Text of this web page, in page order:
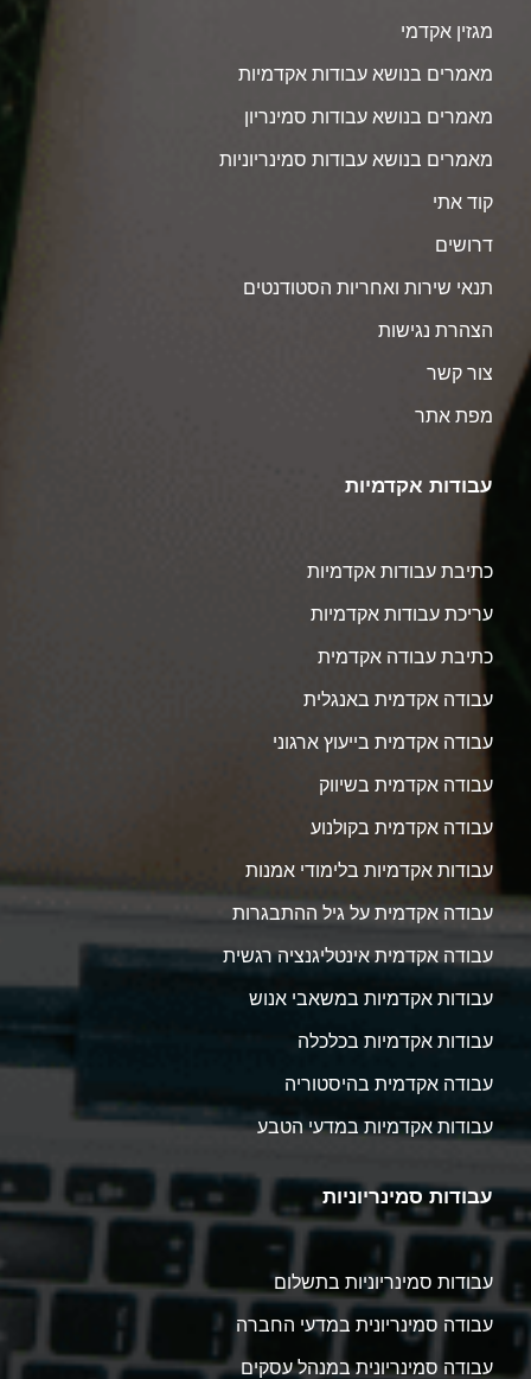
מגזין אקדמי
מאמרים בנושא עבודות אקדמיות
מאמרים בנושא עבודות סמינריון
מאמרים בנושא עבודות סמינריוניות
קוד אתי
דרושים
תנאי שירות ואחריות הסטודנטים
הצהרת נגישות
צור קשר
מפת אתר
עבודות אקדמיות
כתיבת עבודות אקדמיות
עריכת עבודות אקדמיות
כתיבת עבודה אקדמית
עבודה אקדמית באנגלית
עבודה אקדמית בייעוץ ארגוני
עבודה אקדמית בשיווק
עבודה אקדמית בקולנוע
עבודות אקדמיות בלימודי אמנות
עבודה אקדמית על גיל ההתבגרות
עבודה אקדמית אינטליגנציה רגשית
עבודות אקדמיות במשאבי אנוש
עבודות אקדמיות בכלכלה
עבודה אקדמית בהיסטוריה
עבודות אקדמיות במדעי הטבע
עבודות סמינריוניות
עבודות סמינריוניות בתשלום
עבודה סמינריונית במדעי החברה
עבודה סמינריונית במנהל עסקים